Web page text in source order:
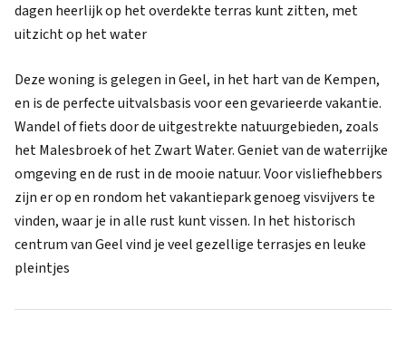
dagen heerlijk op het overdekte terras kunt zitten, met
uitzicht op het water
Deze woning is gelegen in Geel, in het hart van de Kempen,
en is de perfecte uitvalsbasis voor een gevarieerde vakantie.
Wandel of fiets door de uitgestrekte natuurgebieden, zoals
het Malesbroek of het Zwart Water. Geniet van de waterrijke
omgeving en de rust in de mooie natuur. Voor visliefhebbers
zijn er op en rondom het vakantiepark genoeg visvijvers te
vinden, waar je in alle rust kunt vissen. In het historisch
centrum van Geel vind je veel gezellige terrasjes en leuke
pleintjes